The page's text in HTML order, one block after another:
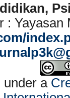
: Yayasan
under a